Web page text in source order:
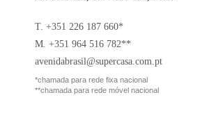
T. +351 226 187 660*
M. +351 964 516 782**
avenidabrasil@supercasa.com.pt
*chamada para rede fixa nacional
**chamada para rede móvel nacional